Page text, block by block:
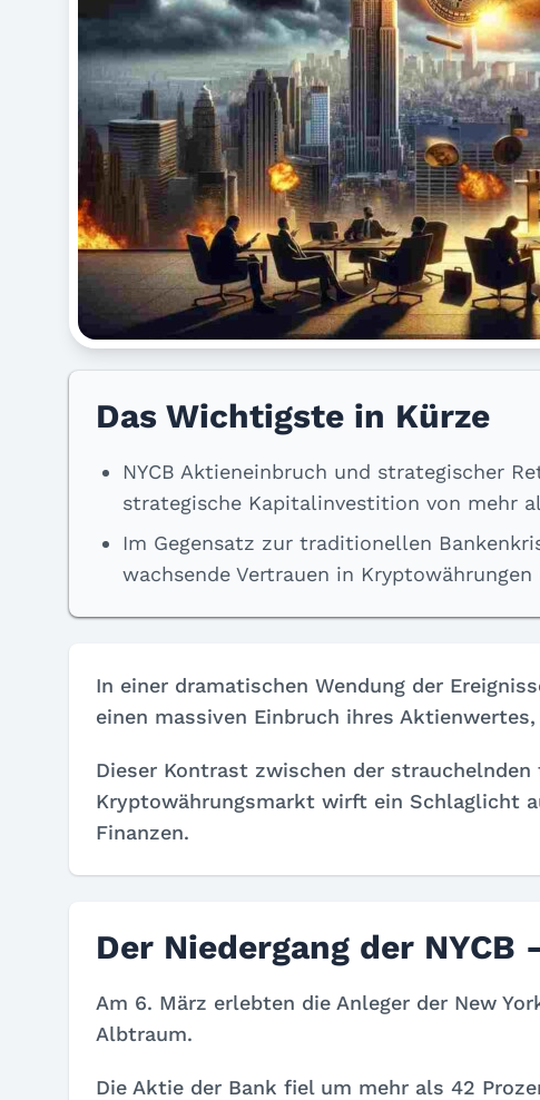
Das Wichtigste in Kürze
NYCB Aktieneinbruch und strategischer
strategische Kapitalinvestition von mehr
Im Gegensatz zur traditionellen
wachsende Vertrauen in
In einer dramatischen Wendung der
einen massiven Einbruch ihres
Dieser Kontrast zwischen der
Kryptowährungsmarkt wirft ein Schlaglicht
Finanzen.
Der Niedergang der
Am 6. März erlebten die Anleger der New
Albtraum.
Die Aktie der Bank fiel um mehr als 42